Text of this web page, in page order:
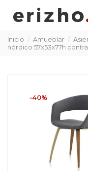
Inicio Amueblar
nórdico 57x53x77h
-40%